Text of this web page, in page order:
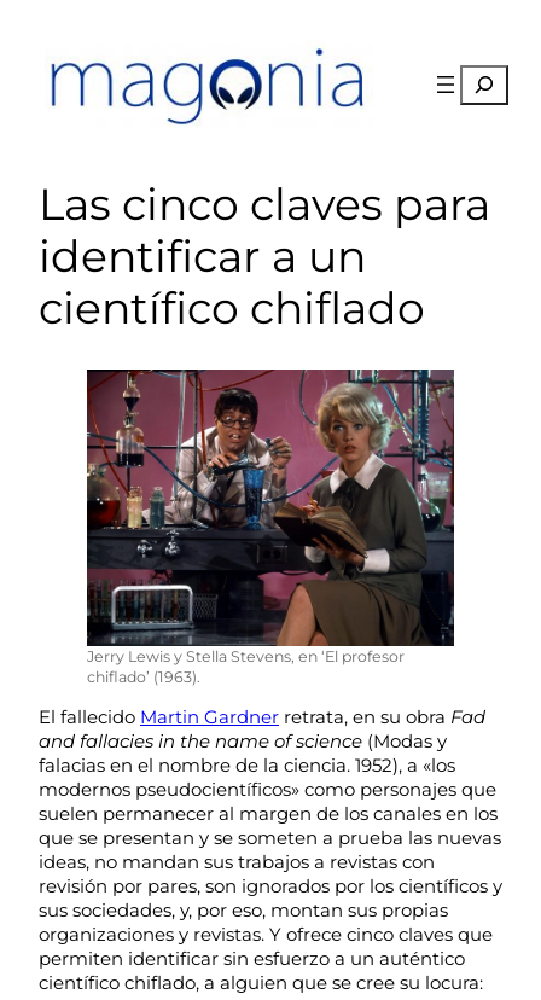
contenido
Buscar
Las cinco claves para
identificar a un
científico chiflado
Jerry Lewis y Stella Stevens, en ‘El profesor
chiflado’ (1963).
El fallecido Martin Gardner retrata, en su obra Fad
and fallacies in the name of science (Modas y
falacias en el nombre de la ciencia. 1952), a «los
modernos pseudocientíficos» como personajes que
suelen permanecer al margen de los canales en los
que se presentan y se someten a prueba las nuevas
ideas, no mandan sus trabajos a revistas con
revisión por pares, son ignorados por los científicos y
sus sociedades, y, por eso, montan sus propias
organizaciones y revistas. Y ofrece cinco claves que
permiten identificar sin esfuerzo a un auténtico
científico chiflado, a alguien que se cree su locura: